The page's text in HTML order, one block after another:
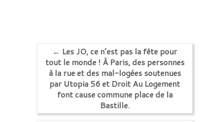
← Les JO, ce n’est pas la fête pour
tout le monde ! À Paris, des personnes
à la rue et des mal-logées soutenues
par Utopia 56 et Droit Au Logement
font cause commune place de la
Bastille.